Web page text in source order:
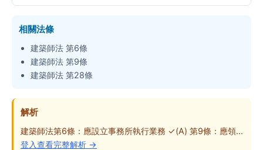
相關法條
建築師法 第6條
建築師法 第9條
建築師法 第28條
解析
建築師法第6條：應設立事務所執行業務 ✓(A) 第9條：應領...
登入查看完整解析 →